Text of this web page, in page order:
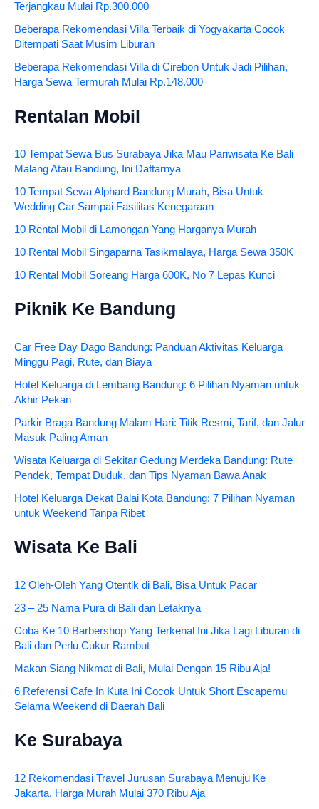
Terjangkau Mulai Rp.300.000
Beberapa Rekomendasi Villa Terbaik di Yogyakarta Cocok
Ditempati Saat Musim Liburan
Beberapa Rekomendasi Villa di Cirebon Untuk Jadi Pilihan,
Harga Sewa Termurah Mulai Rp.148.000
Rentalan Mobil
10 Tempat Sewa Bus Surabaya Jika Mau Pariwisata Ke Bali
Malang Atau Bandung, Ini Daftarnya
10 Tempat Sewa Alphard Bandung Murah, Bisa Untuk
Wedding Car Sampai Fasilitas Kenegaraan
10 Rental Mobil di Lamongan Yang Harganya Murah
10 Rental Mobil Singaparna Tasikmalaya, Harga Sewa 350K
10 Rental Mobil Soreang Harga 600K, No 7 Lepas Kunci
Piknik Ke Bandung
Car Free Day Dago Bandung: Panduan Aktivitas Keluarga
Minggu Pagi, Rute, dan Biaya
Hotel Keluarga di Lembang Bandung: 6 Pilihan Nyaman untuk
Akhir Pekan
Parkir Braga Bandung Malam Hari: Titik Resmi, Tarif, dan Jalur
Masuk Paling Aman
Wisata Keluarga di Sekitar Gedung Merdeka Bandung: Rute
Pendek, Tempat Duduk, dan Tips Nyaman Bawa Anak
Hotel Keluarga Dekat Balai Kota Bandung: 7 Pilihan Nyaman
untuk Weekend Tanpa Ribet
Wisata Ke Bali
12 Oleh-Oleh Yang Otentik di Bali, Bisa Untuk Pacar
23 – 25 Nama Pura di Bali dan Letaknya
Coba Ke 10 Barbershop Yang Terkenal Ini Jika Lagi Liburan di
Bali dan Perlu Cukur Rambut
Makan Siang Nikmat di Bali, Mulai Dengan 15 Ribu Aja!
6 Referensi Cafe In Kuta Ini Cocok Untuk Short Escapemu
Selama Weekend di Daerah Bali
Ke Surabaya
12 Rekomendasi Travel Jurusan Surabaya Menuju Ke
Jakarta, Harga Murah Mulai 370 Ribu Aja